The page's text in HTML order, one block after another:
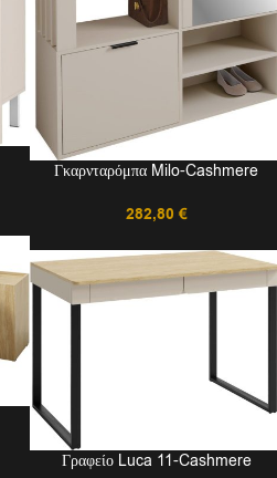
Γκαρνταρόμπα Milo-Cashmere
282,80 €
Γραφείο Luca 11-Cashmere